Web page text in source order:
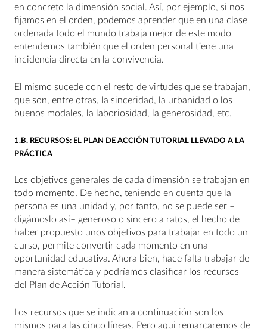
en concreto la dimensión social. Así, por ejemplo, si nos
fijamos en el orden, podemos aprender que en una clase
ordenada todo el mundo trabaja mejor de este modo
entendemos también que el orden personal tiene una
incidencia directa en la convivencia.
El mismo sucede con el resto de virtudes que se trabajan,
que son, entre otras, la sinceridad, la urbanidad o los
buenos modales, la laboriosidad, la generosidad, etc.
1.B. RECURSOS: EL PLAN DE ACCIÓN TUTORIAL LLEVADO A LA
PRÁCTICA
Los objetivos generales de cada dimensión se trabajan en
todo momento. De hecho, teniendo en cuenta que la
persona es una unidad y, por tanto, no se puede ser –
digámoslo así– generoso o sincero a ratos, el hecho de
haber propuesto unos objetivos para trabajar en todo un
curso, permite convertir cada momento en una
oportunidad educativa. Ahora bien, hace falta trabajar de
manera sistemática y podríamos clasificar los recursos
del Plan de Acción Tutorial.
Los recursos que se indican a continuación son los
mismos para las cinco líneas. Pero aqui remarcaremos de